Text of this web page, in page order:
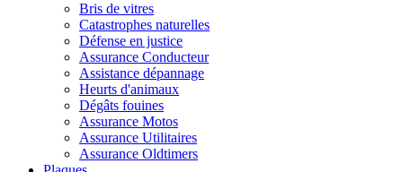
Bris de vitres
Catastrophes naturelles
Défense en justice
Assurance Conducteur
Assistance dépannage
Heurts d'animaux
Dégâts fouines
Assurance Motos
Assurance Utilitaires
Assurance Oldtimers